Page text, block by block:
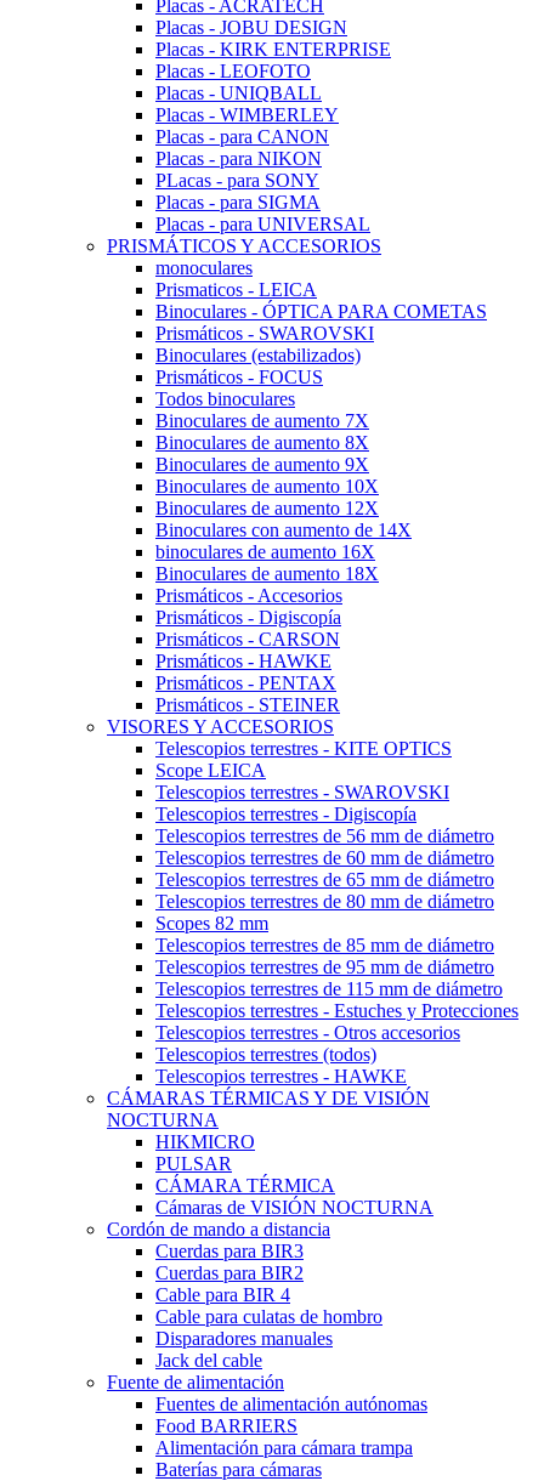
Placas - ACRATECH
Placas - JOBU DESIGN
Placas - KIRK ENTERPRISE
Placas - LEOFOTO
Placas - UNIQBALL
Placas - WIMBERLEY
Placas - para CANON
Placas - para NIKON
PLacas - para SONY
Placas - para SIGMA
Placas - para UNIVERSAL
PRISMÁTICOS Y ACCESORIOS
monoculares
Prismaticos - LEICA
Binoculares - ÓPTICA PARA COMETAS
Prismáticos - SWAROVSKI
Binoculares (estabilizados)
Prismáticos - FOCUS
Todos binoculares
Binoculares de aumento 7X
Binoculares de aumento 8X
Binoculares de aumento 9X
Binoculares de aumento 10X
Binoculares de aumento 12X
Binoculares con aumento de 14X
binoculares de aumento 16X
Binoculares de aumento 18X
Prismáticos - Accesorios
Prismáticos - Digiscopía
Prismáticos - CARSON
Prismáticos - HAWKE
Prismáticos - PENTAX
Prismáticos - STEINER
VISORES Y ACCESORIOS
Telescopios terrestres - KITE OPTICS
Scope LEICA
Telescopios terrestres - SWAROVSKI
Telescopios terrestres - Digiscopía
Telescopios terrestres de 56 mm de diámetro
Telescopios terrestres de 60 mm de diámetro
Telescopios terrestres de 65 mm de diámetro
Telescopios terrestres de 80 mm de diámetro
Scopes 82 mm
Telescopios terrestres de 85 mm de diámetro
Telescopios terrestres de 95 mm de diámetro
Telescopios terrestres de 115 mm de diámetro
Telescopios terrestres - Estuches y Protecciones
Telescopios terrestres - Otros accesorios
Telescopios terrestres (todos)
Telescopios terrestres - HAWKE
CÁMARAS TÉRMICAS Y DE VISIÓN
NOCTURNA
HIKMICRO
PULSAR
CÁMARA TÉRMICA
Cámaras de VISIÓN NOCTURNA
Cordón de mando a distancia
Cuerdas para BIR3
Cuerdas para BIR2
Cable para BIR 4
Cable para culatas de hombro
Disparadores manuales
Jack del cable
Fuente de alimentación
Fuentes de alimentación autónomas
Food BARRIERS
Alimentación para cámara trampa
Baterías para cámaras